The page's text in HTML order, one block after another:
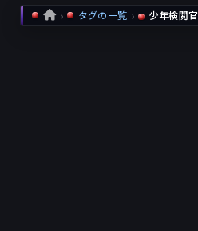
国内
海外
HOME タグの一覧 少年検閲官